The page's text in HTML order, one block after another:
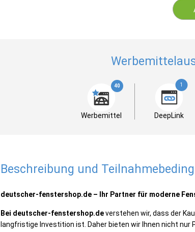
40
Werbemittel
1
DeepLink
Beschreibung und
deutscher-fenstershop.de – Ihr Partner für moderne
Bei deutscher-fenstershop.deverstehen wir, dass der
langfristige Investition ist. Daher bieten wir Ihnen nicht nur